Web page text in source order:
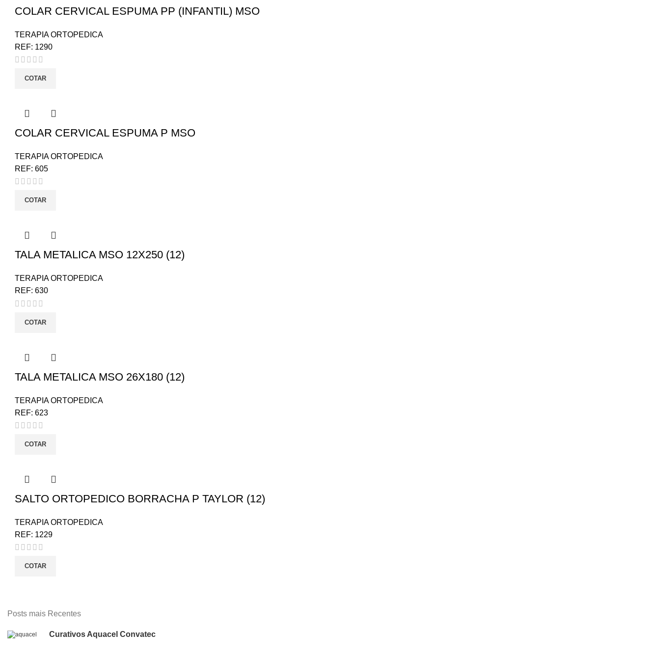
COLAR CERVICAL ESPUMA PP (INFANTIL) MSO
TERAPIA ORTOPEDICA
REF: 1290
COTAR
COLAR CERVICAL ESPUMA P MSO
TERAPIA ORTOPEDICA
REF: 605
COTAR
TALA METALICA MSO 12X250 (12)
TERAPIA ORTOPEDICA
REF: 630
COTAR
TALA METALICA MSO 26X180 (12)
TERAPIA ORTOPEDICA
REF: 623
COTAR
SALTO ORTOPEDICO BORRACHA P TAYLOR (12)
TERAPIA ORTOPEDICA
REF: 1229
COTAR
Posts mais Recentes
Curativos Aquacel Convatec